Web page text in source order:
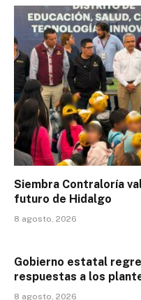
Siembra Contraloría
futuro de Hidalgo
8 agosto, 2026
Gobierno estatal
respuestas a los
8 agosto, 2026